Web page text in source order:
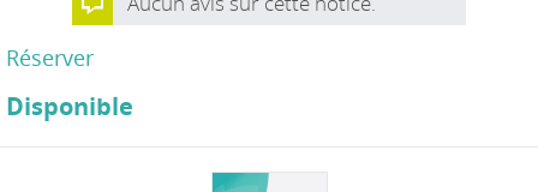
Réserver
Disponible